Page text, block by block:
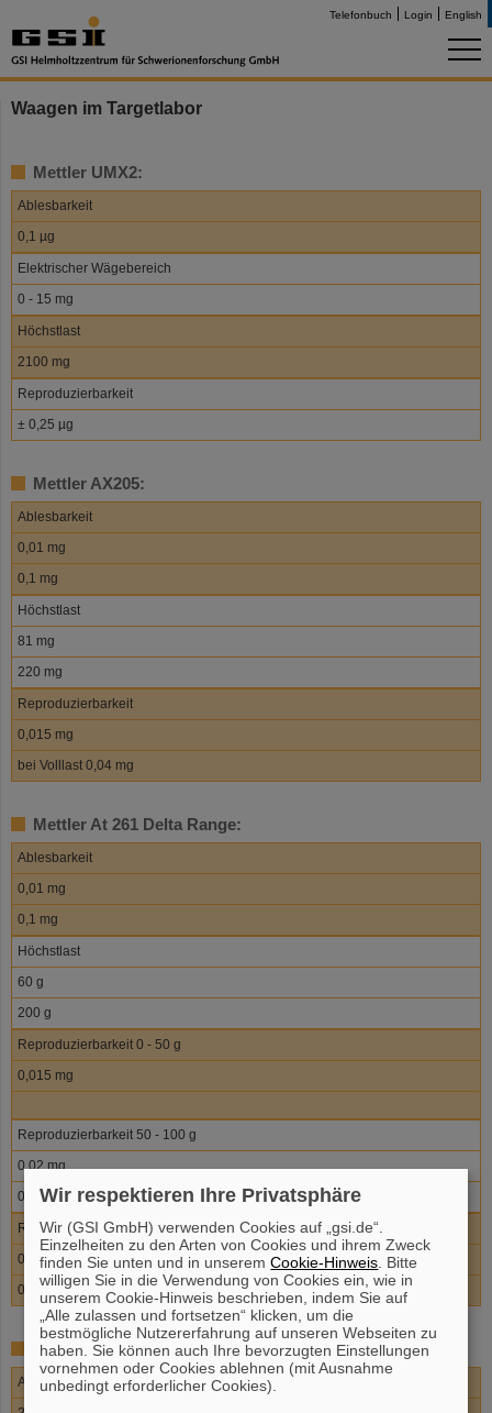
Telefonbuch Login English
Waagen im Targetlabor
Mettler UMX2:
Ablesbarkeit
0,1 µg
Elektrischer Wägebereich
0 - 15 mg
Höchstlast
2100 mg
Reproduzierbarkeit
± 0,25 µg
Mettler AX205:
Ablesbarkeit
0,01 mg
0,1 mg
Höchstlast
81 mg
220 mg
Reproduzierbarkeit
0,015 mg
bei Volllast 0,04 mg
Mettler At 261 Delta Range:
Ablesbarkeit
0,01 mg
0,1 mg
Höchstlast
60 g
200 g
Reproduzierbarkeit 0 - 50 g
0,015 mg
Reproduzierbarkeit 50 - 100 g
0,02 mg
0,03 mg
Reproduzierbarkeit 100 - 200 g
0,03 mg
0,05 mg
Mettler AT 20:
Ablesbarkeit
Wir respektieren Ihre Privatsphäre
Wir (GSI GmbH) verwenden Cookies auf „gsi.de“.
Einzelheiten zu den Arten von Cookies und ihrem Zweck
finden Sie unten und in unseremCookie-Hinweis . Bitte
willigen Sie in die Verwendung von Cookies ein, wie in
unserem Cookie-Hinweis beschrieben, indem Sie auf
„Alle zulassen und fortsetzen“ klicken, um die
bestmögliche Nutzererfahrung auf unseren Webseiten zu
haben. Sie können auch Ihre bevorzugten Einstellungen
vornehmen oder Cookies ablehnen (mit Ausnahme
unbedingt erforderlicher Cookies).